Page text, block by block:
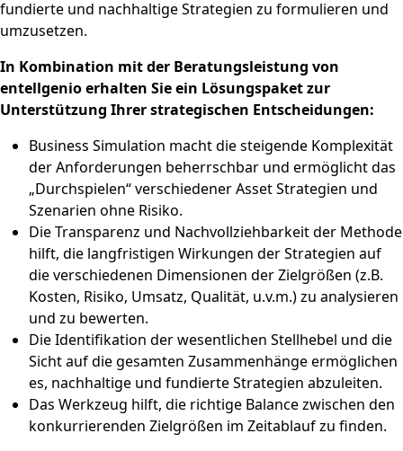
fundierte und nachhaltige Strategien zu formulieren und
umzusetzen.
In Kombination mit der Beratungsleistung von
entellgenio erhalten Sie ein Lösungspaket zur
Unterstützung Ihrer strategischen Entscheidungen:
Business Simulation macht die steigende Komplexität
der Anforderungen beherrschbar und ermöglicht das
„Durchspielen“ verschiedener Asset Strategien und
Szenarien ohne Risiko.
Die Transparenz und Nachvollziehbarkeit der Methode
hilft, die langfristigen Wirkungen der Strategien auf
die verschiedenen Dimensionen der Zielgrößen (z.B.
Kosten, Risiko, Umsatz, Qualität, u.v.m.) zu analysieren
und zu bewerten.
Die Identifikation der wesentlichen Stellhebel und die
Sicht auf die gesamten Zusammenhänge ermöglichen
es, nachhaltige und fundierte Strategien abzuleiten.
Das Werkzeug hilft, die richtige Balance zwischen den
konkurrierenden Zielgrößen im Zeitablauf zu finden.